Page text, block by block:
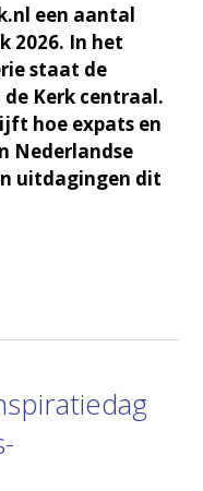
een aantal
2026. In het
staat de
Kerk centraal.
hoe expats en
Nederlandse
uitdagingen dit